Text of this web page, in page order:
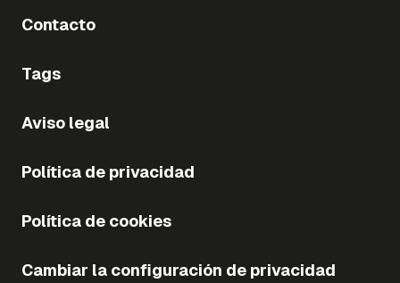
Contacto
Tags
Aviso legal
Política de privacidad
Política de cookies
Cambiar la configuración de privacidad